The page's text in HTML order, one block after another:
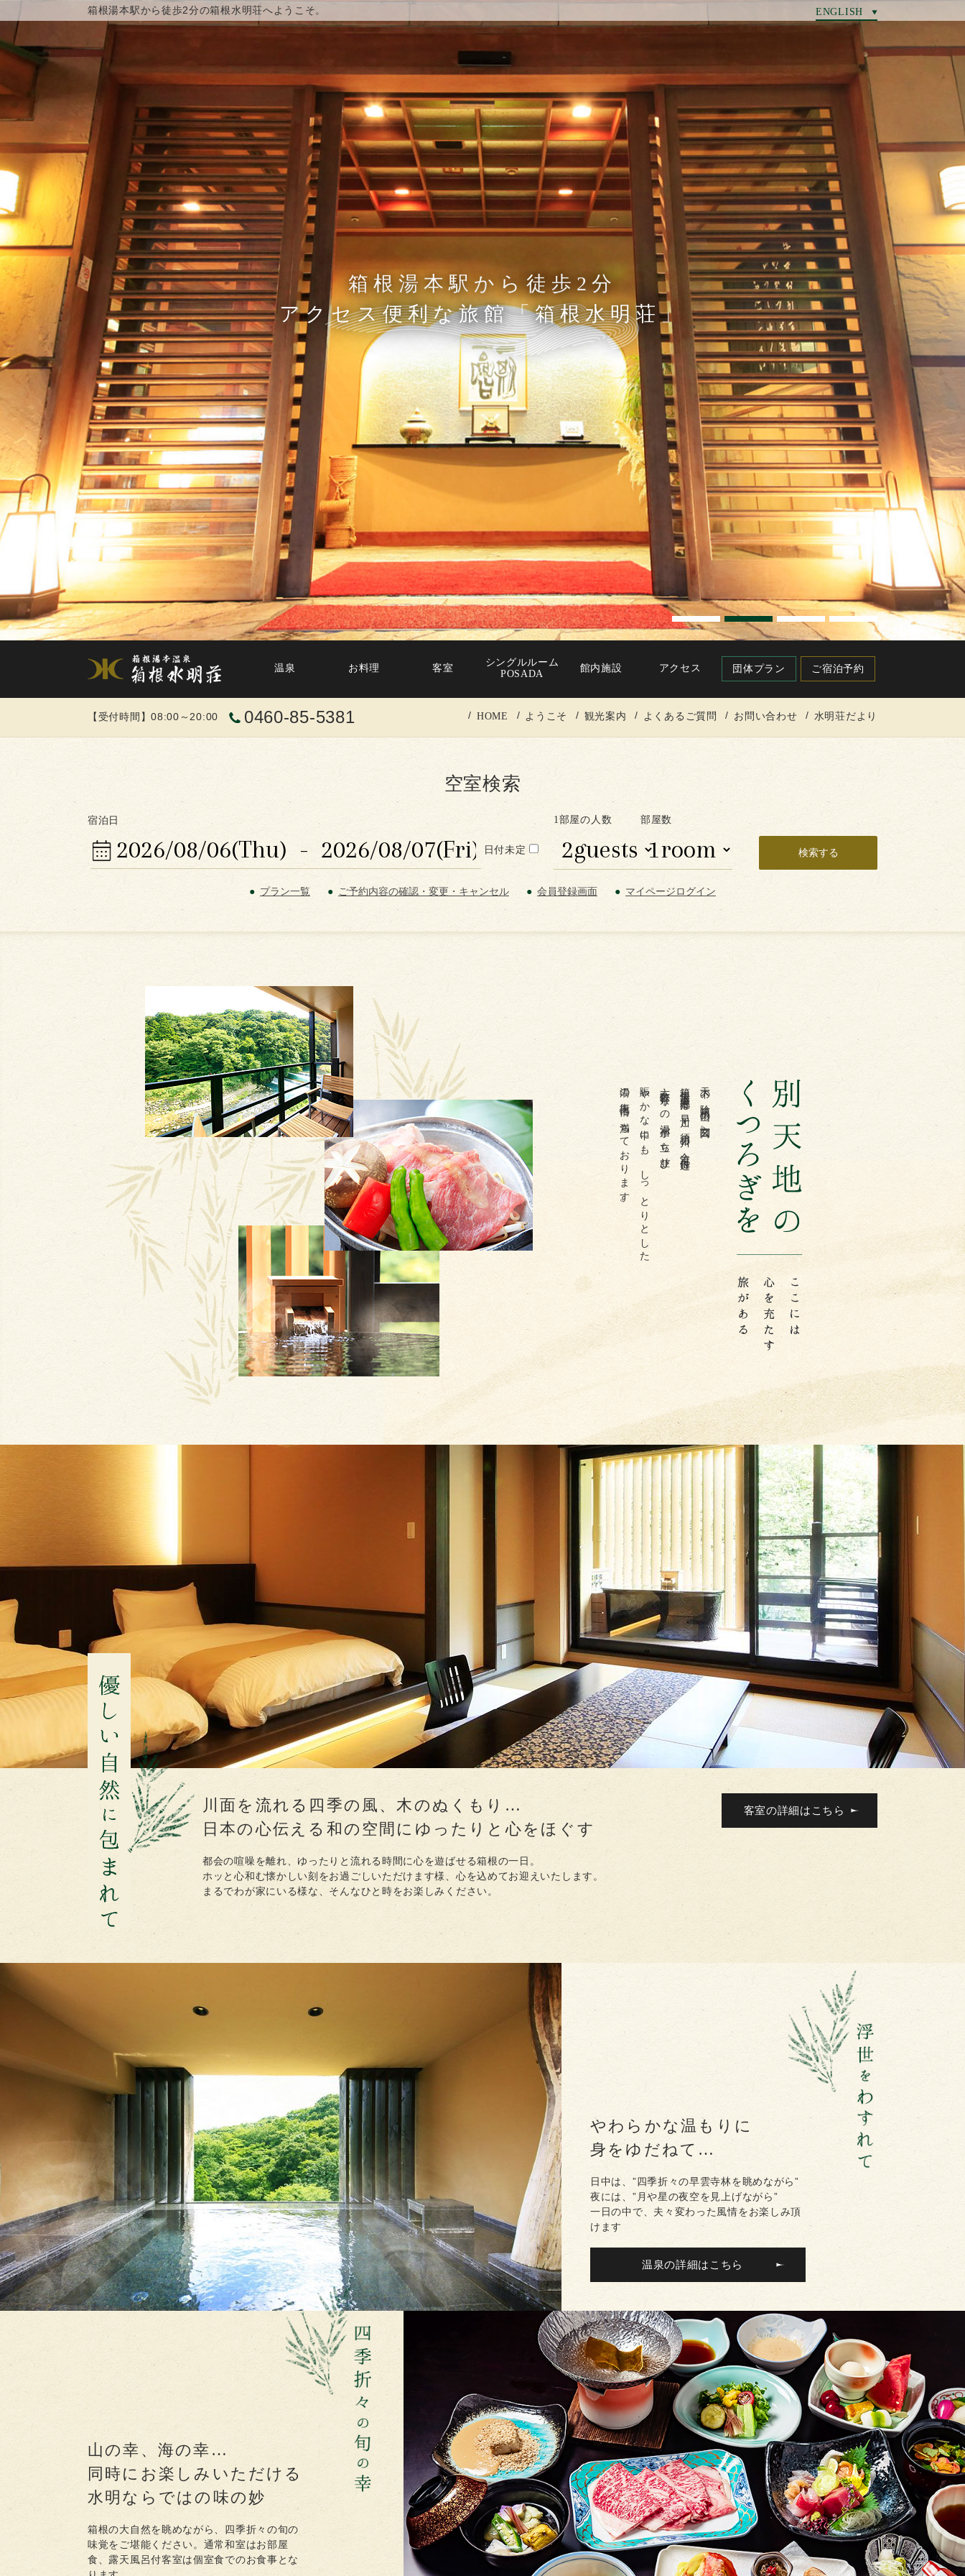
箱根湯本駅から徒歩2分の箱根水明荘へようこそ。 ENGLISH
全室早川を望む絶景客室
箱根の大自然を満喫
温泉 お料理 客室
シングルルーム
POSADA
館内施設 アクセス 団体プラン ご宿泊予約
【受付時間】08:00～20:00 0460-85-5381 HOME ようこそ 観光案内 よくあるご質問 お問い合わせ 水明荘だより
空室検索
宿泊日
日付未定
1部屋の人数 部屋数
プラン一覧 ご予約内容の確認・変更・キャンセル 会員登録画面 マイページログイン
天下の険箱根山の玄関口。
箱根湯本温泉郷は早川と須雲川の合流点付近に
六十数軒余りの湯宿が立ち並び、
賑やかな中にも、しっとりとした
湯の街風情に満ちております。
川面を流れる四季の風、木のぬくもり…
日本の心伝える和の空間にゆったりと心をほぐす
都会の喧噪を離れ、ゆったりと流れる時間に心を遊ばせる箱根の一日。
ホッと心和む懐かしい刻をお過ごしいただけます様、心を込めてお迎えいたします。
まるでわが家にいる様な、そんなひと時をお楽しみください。
客室の詳細はこちら
やわらかな温もりに
身をゆだねて…
日中は、”四季折々の早雲寺林を眺めながら”
夜には、”月や星の夜空を見上げながら”
一日の中で、夫々変わった風情をお楽しみ頂
けます
温泉の詳細はこちら
山の幸、海の幸…
同時にお楽しみいただける
水明ならではの味の妙
箱根の大自然を眺めながら、四季折々の旬の
味覚をご堪能ください。 通常和室はお部屋
食、露天風呂付客室は個室食でのお食事とな